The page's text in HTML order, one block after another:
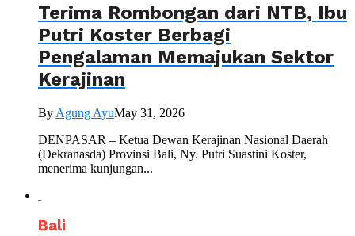
Terima Rombongan dari NTB, Ibu
Putri Koster Berbagi
Pengalaman Memajukan Sektor
Kerajinan
By Agung AyuMay 31, 2026
DENPASAR – Ketua Dewan Kerajinan Nasional Daerah
(Dekranasda) Provinsi Bali, Ny. Putri Suastini Koster,
menerima kunjungan...
Bali